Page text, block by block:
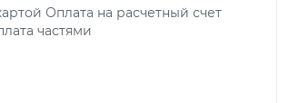
Оплата на расчетный счет
частями